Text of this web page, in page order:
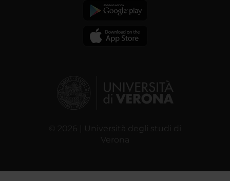
© 2026 | Università degli studi di
Verona